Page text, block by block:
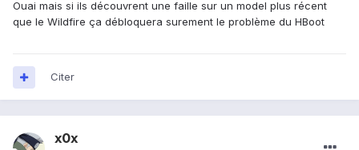
Ouai mais si ils découvrent une faille sur un model plus récent
que le Wildfire ça débloquera surement le problème du HBoot
Citer
x0x